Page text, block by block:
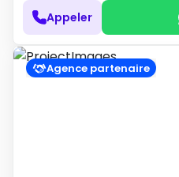
Appeler
Agence partenaire